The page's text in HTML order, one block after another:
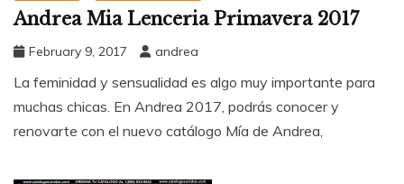
Andrea Mia Lenceria Primavera 2017
February 9, 2017 andrea
La feminidad y sensualidad es algo muy importante para
muchas chicas. En Andrea 2017, podrás conocer y
renovarte con el nuevo catálogo Mía de Andrea,